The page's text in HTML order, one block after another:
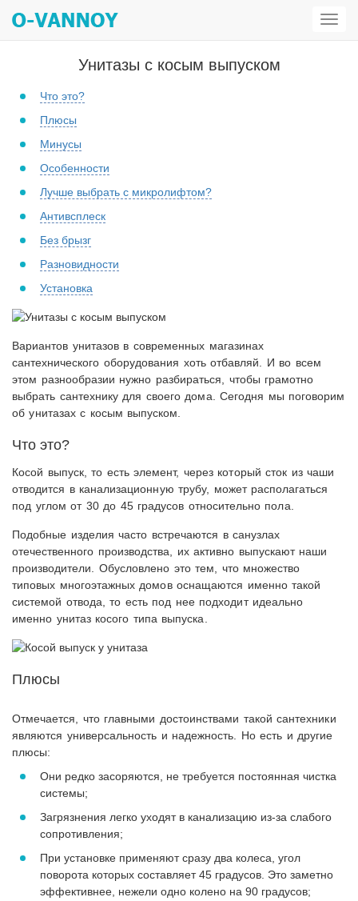
Унитазы с косым выпуском
Что это?
Плюсы
Минусы
Особенности
Лучше выбрать с микролифтом?
Антивсплеск
Без брызг
Разновидности
Установка
Вариантов унитазов в современных магазинах
сантехнического оборудования хоть отбавляй. И во всем
этом разнообразии нужно разбираться, чтобы грамотно
выбрать сантехнику для своего дома. Сегодня мы поговорим
об унитазах с косым выпуском.
Что это?
Косой выпуск, то есть элемент, через который сток из чаши
отводится в канализационную трубу, может располагаться
под углом от 30 до 45 градусов относительно пола.
Подобные изделия часто встречаются в санузлах
отечественного производства, их активно выпускают наши
производители. Обусловлено это тем, что множество
типовых многоэтажных домов оснащаются именно такой
системой отвода, то есть под нее подходит идеально
именно унитаз косого типа выпуска.
Плюсы
Отмечается, что главными достоинствами такой сантехники
являются универсальность и надежность. Но есть и другие
плюсы:
Они редко засоряются, не требуется постоянная чистка
системы;
Загрязнения легко уходят в канализацию из-за слабого
сопротивления;
При установке применяют сразу два колеса, угол
поворота которых составляет 45 градусов. Это заметно
эффективнее, нежели одно колено на 90 градусов;